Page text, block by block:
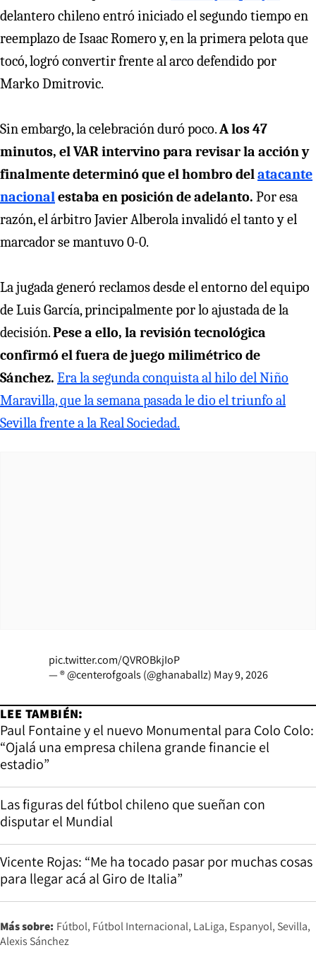
delantero chileno entró iniciado el segundo tiempo en
reemplazo de Isaac Romero y, en la primera pelota que
tocó, logró convertir frente al arco defendido por
Marko Dmitrovic.
Sin embargo, la celebración duró poco.A los 47
minutos, el VAR intervino para revisar la acción y
finalmente determinó que el hombro delatacante
nacionalestaba en posición de adelanto. Por esa
razón, el árbitro Javier Alberola invalidó el tanto y el
marcador se mantuvo 0-0.
La jugada generó reclamos desde el entorno del equipo
de Luis García, principalmente por lo ajustada de la
decisión.Pese a ello, la revisión tecnológica
confirmó el fuera de juego milimétrico de
Sánchez. Era la segunda conquista al hilo del Niño
Maravilla, que la semana pasada le dio el triunfo al
Sevilla frente a la Real Sociedad.
pic.twitter.com/QVROBkjIoP
— ® @centerofgoals (@ghanaballz) May 9, 2026
LEE TAMBIÉN:
Paul Fontaine y el nuevo Monumental para Colo Colo:
“Ojalá una empresa chilena grande financie el
estadio”
Las figuras del fútbol chileno que sueñan con
disputar el Mundial
Vicente Rojas: “Me ha tocado pasar por muchas cosas
para llegar acá al Giro de Italia”
Más sobre: Fútbol Fútbol Internacional LaLiga Espanyol Sevilla
Alexis Sánchez